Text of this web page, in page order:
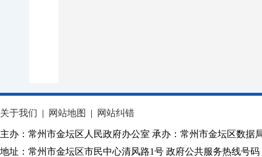
关于我们 | 网站地图 | 网站纠错
主办：常州市金坛区人民政府办公室 承办：常州市金坛区数据
地址：常州市金坛区市民中心清风路1号 政府公共服务热线号码